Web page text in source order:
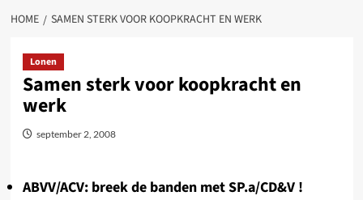
HOME SAMEN STERK VOOR KOOPKRACHT EN WERK
Lonen
Samen sterk voor koopkracht en
werk
september 2, 2008
ABVV/ACV: breek de banden met SP.a/CD&V !